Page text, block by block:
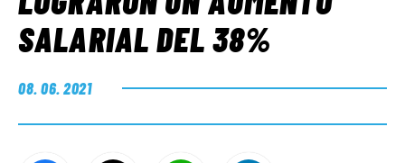
FUERA DE MEGÁFONO
EL LADO «G»
SALARIAL DEL 38%
08. 06. 2021